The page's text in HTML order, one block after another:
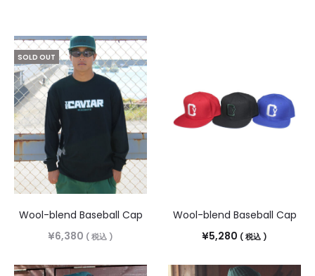
SOLD OUT
Wool-blend Baseball Cap
¥6,380 ( 税込 )
Wool-blend Baseball Cap
¥5,280 ( 税込 )